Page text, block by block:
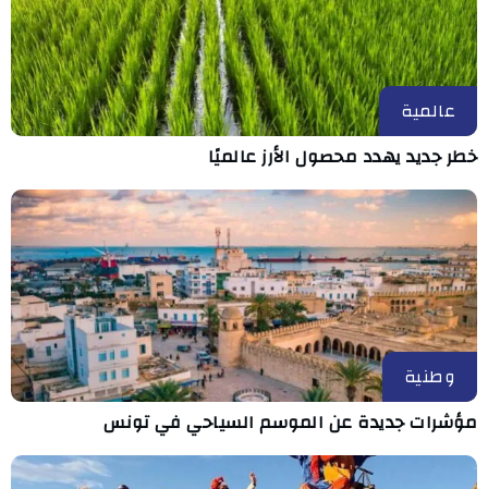
عالمية
خطر جديد يهدد محصول الأرز عالميًا
وطنية
مؤشرات جديدة عن الموسم السياحي في تونس